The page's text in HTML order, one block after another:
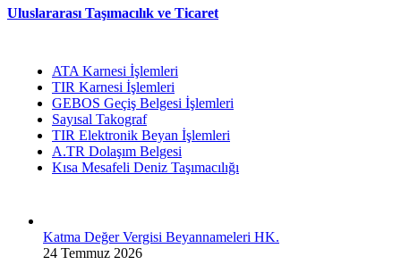
Uluslararası Taşımacılık ve Ticaret
ATA Karnesi İşlemleri
TIR Karnesi İşlemleri
GEBOS Geçiş Belgesi İşlemleri
Sayısal Takograf
TIR Elektronik Beyan İşlemleri
A.TR Dolaşım Belgesi
Kısa Mesafeli Deniz Taşımacılığı
Katma Değer Vergisi Beyannameleri HK.
24 Temmuz 2026